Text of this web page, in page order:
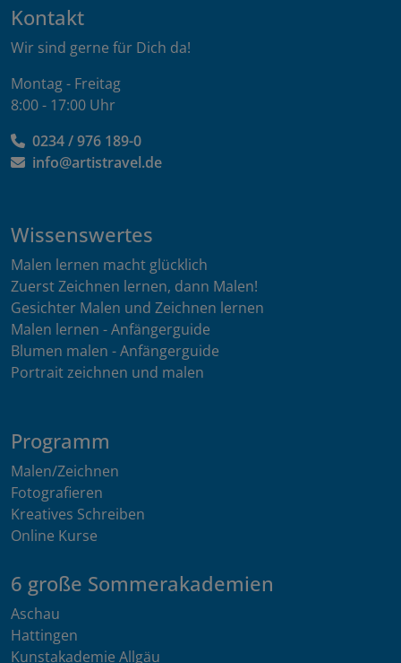
Kontakt
Wir sind gerne für Dich da!
Montag - Freitag
8:00 - 17:00 Uhr
0234 / 976 189-0
info@artistravel.de
Wissenswertes
Malen lernen macht glücklich
Zuerst Zeichnen lernen, dann Malen!
Gesichter Malen und Zeichnen lernen
Malen lernen - Anfängerguide
Blumen malen - Anfängerguide
Portrait zeichnen und malen
Programm
Malen/Zeichnen
Fotografieren
Kreatives Schreiben
Online Kurse
6 große Sommerakademien
Aschau
Hattingen
Kunstakademie Allgäu